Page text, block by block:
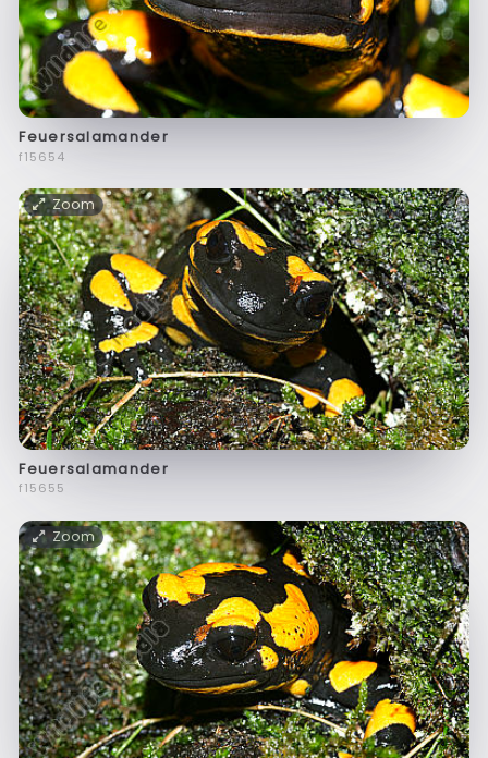
Feuersalamander
f15654
Zoom
Feuersalamander
f15655
Zoom